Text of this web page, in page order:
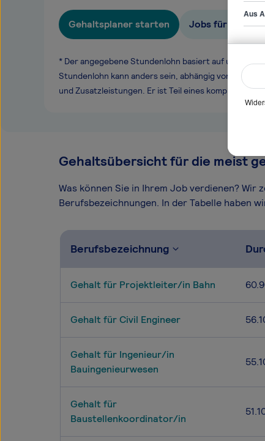
Gehaltsplaner starten Jobs für
* Der angegebene Stundenlohn basiert auf unseren
Stundenlohn kann anders sein, abhängig von
und Zusatzleistungen. Er ist Teil eines komplexen
Gehaltsübersicht für die meist
Was können Sie in Ihrem Job verdienen?
Berufsbezeichnungen. In der Tabelle haben
Berufsbezeichnung
Gehalt für Projektleiter/in Bahn
Gehalt für Civil Engineer
Gehalt für Ingenieur/in
Bauingenieurwesen
Gehalt für
Baustellenkoordinator/in
Aus